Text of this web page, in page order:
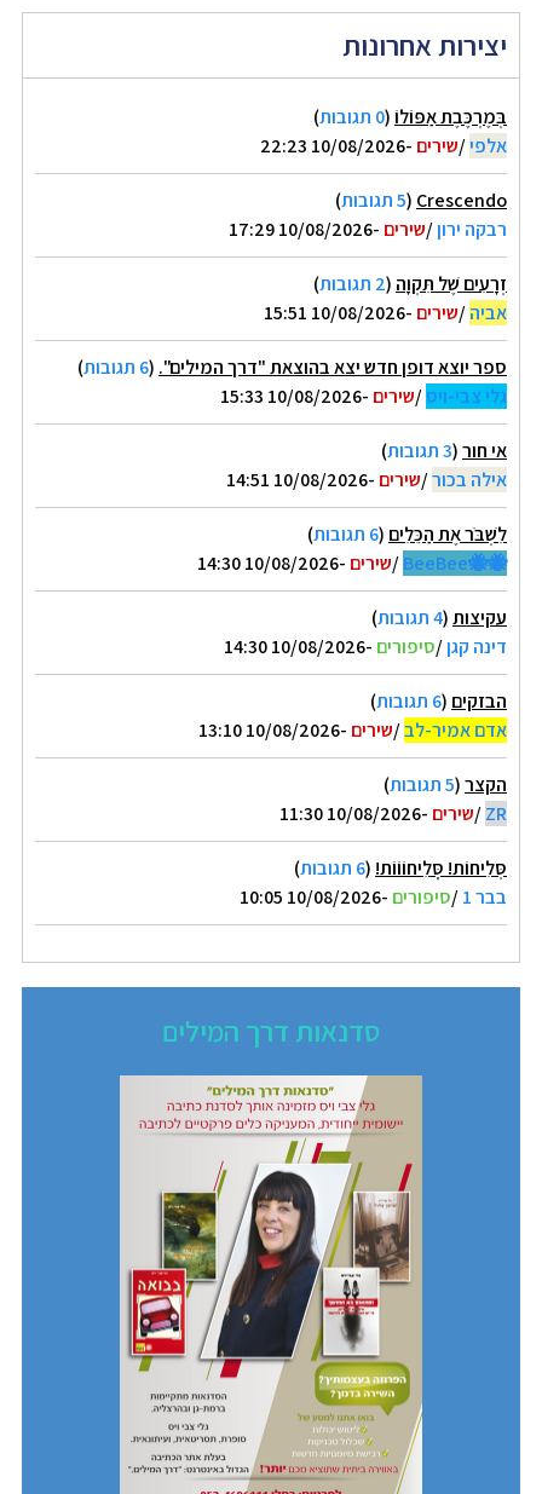
יצירות אחרונות
בְּמֶרְכֶּבֶת אַפּוֹלוֹ(0 תגובות
)
אלפי/שירים -10/08/2026 22:23
Crescendo
(5 תגובות
)
רבקה ירון/שירים -10/08/2026 17:29
זְרָעִים שֶׁל תִּקְוָה (2 תגובות
)
אביה/שירים -10/08/2026 15:51
ספר יוצא דופן חדש יצא בהוצאת "דרך המילים". (6 תגובות
)
גלי צבי-ויס/שירים -10/08/2026 15:33
אי חור(3 תגובות
)
אילה בכור/שירים -10/08/2026 14:51
לִשְׁבֹּר אֶת הַכֵּלִים (6 תגובות
)
🐝🐝BeeBee
/שירים -10/08/2026 14:30
עקיצות(4 תגובות
)
דינה קגן/סיפורים -10/08/2026 14:30
הבזקים (6 תגובות
)
אדם אמיר-לב/שירים -10/08/2026 13:10
הקצר(5 תגובות
)
ZR
/שירים -10/08/2026 11:30
סְּלִיחוֹת! סְְּלִיחוֹוֹוֹת! (6 תגובות
)
בבר 1
/סיפורים -10/08/2026 10:05
סדנאות דרך המילים